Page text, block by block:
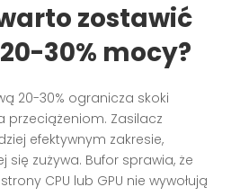
zostawić
30% mocy?
20-30% ogranicza skoki
Zasilacz
efektywnym zakresie,
się zużywa. Bufor sprawia, że
CPU lub GPU nie wywołują